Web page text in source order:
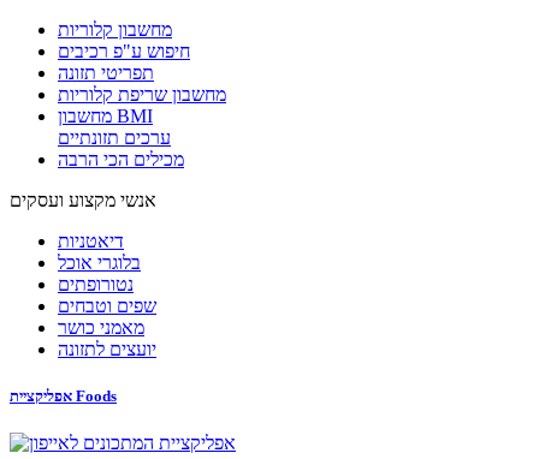
מחשבון קלוריות
חיפוש ע"פ רכיבים
תפריטי תזונה
מחשבון שריפת קלוריות
מחשבון BMI
ערכים תזונתיים
מכילים הכי הרבה
אנשי מקצוע ועסקים
דיאטניות
בלוגרי אוכל
נטורופתים
שפים וטבחים
מאמני כושר
יועצים לתזונה
אפליקציית Foods